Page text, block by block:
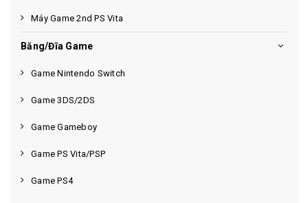
Máy Game 2nd PS Vita
Băng/Đĩa Game
Game Nintendo Switch
Game 3DS/2DS
Game Gameboy
Game PS Vita/PSP
Game PS4